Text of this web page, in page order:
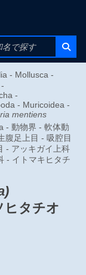
- Mollusca -
-
- Muricoidea -
mentiens
- 動物界 - 軟体動
腹足上目 - 吸腔目
- アッキガイ上科
- イトマキヒタチ
ヒタチオ